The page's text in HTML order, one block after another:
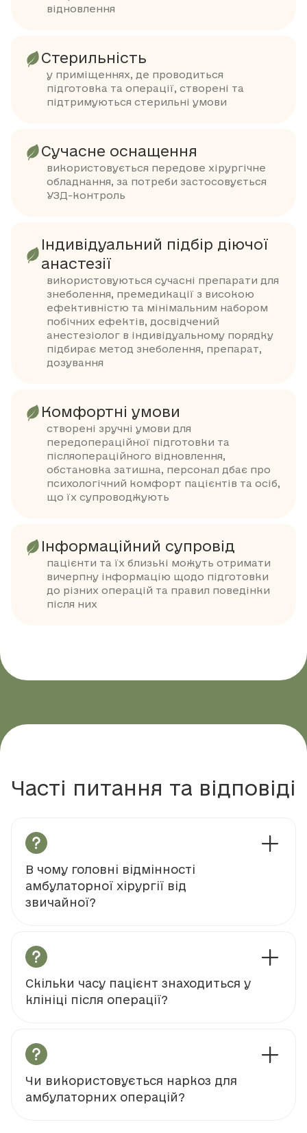
відновлення
Стерильність
у приміщеннях, де проводиться
підготовка та операції, створені та
підтримуються стерильні умови
Сучасне оснащення
використовується передове хірургічне
обладнання, за потреби застосовується
УЗД-контроль
Індивідуальний підбір діючої
анастезії
використовуються сучасні препарати для
знеболення, премедикації з високою
ефективністю та мінімальним набором
побічних ефектів, досвідчений
анестезіолог в індивідуальному порядку
підбирає метод знеболення, препарат,
дозування
Комфортні умови
створені зручні умови для
передопераційної підготовки та
післяопераційного відновлення,
обстановка затишна, персонал дбає про
психологічний комфорт пацієнтів та осіб,
що їх супроводжують
Інформаційний супровід
пацієнти та їх близькі можуть отримати
вичерпну інформацію щодо підготовки
до різних операцій та правил поведінки
після них
Часті питання та відповіді
В чому головні відмінності
амбулаторної хірургії від
звичайної?
Скільки часу пацієнт знаходиться у
клініці після операції?
Чи використовується наркоз для
амбулаторних операцій?